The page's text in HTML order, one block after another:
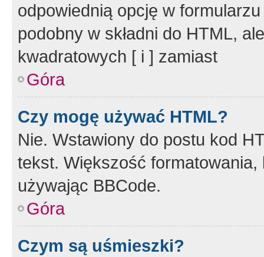
odpowiednią opcję w
podobny w składni do HTML,
kwadratowych [ i ] zamiast
Góra
Czy mogę używać HTML?
Nie. Wstawiony do postu kod
tekst. Większość
używając BBCode.
Góra
Czym są uśmieszki?